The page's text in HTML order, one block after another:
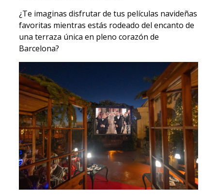
¿Te imaginas disfrutar de tus películas navideñas
favoritas mientras estás rodeado del encanto de
una terraza única en pleno corazón de
Barcelona?